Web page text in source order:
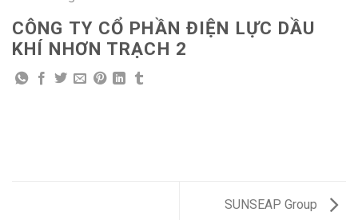
CÔNG TY CỔ PHẦN ĐIỆN LỰC DẦU
KHÍ NHƠN TRẠCH 2
SUNSEAP Group